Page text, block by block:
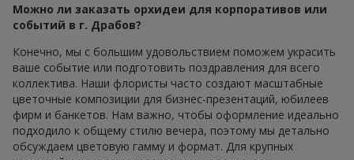
Можно ли заказать орхидеи для корпоративов или
событий в г. Драбов?
Конечно, мы с большим удовольствием поможем украсить
ваше событие или подготовить поздравления для всего
коллектива. Наши флористы часто создают масштабные
цветочные композиции для бизнес-презентаций, юбилеев
фирм и банкетов. Нам важно, чтобы оформление идеально
подходило к общему стилю вечера, поэтому мы детально
обсуждаем цветовую гамму и формат. Для крупных